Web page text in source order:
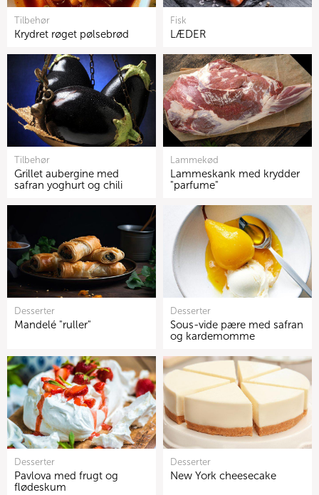
Tilbehør
Krydret røget pølsebrød
Fisk
LÆDER
Tilbehør
Grillet aubergine med
safran yoghurt og chili
Lammekød
Lammeskank med krydder
"parfume"
Desserter
Mandelé "ruller"
Desserter
Sous-vide pære med safran
og kardemomme
Desserter
Pavlova med frugt og
flødeskum
Desserter
New York cheesecake